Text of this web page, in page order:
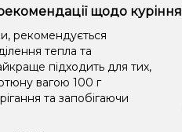
щодо куріння
рекомендується
тепла та
підходить для тих,
вагою 100 г
та запобігаючи